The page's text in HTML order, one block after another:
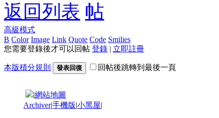
返回列表
高級模式
B Color Image Link Quote Code Smilies
您需要登錄後才可以回帖 登錄 | 立即註冊
本版積分規則 發表回復 回帖後跳轉到最後一頁
|網站地圖
Archiver|手機版|小黑屋|